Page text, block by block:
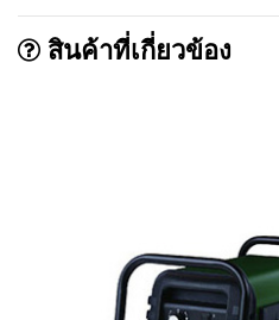
สินค้าที่เกี่ยวข้อง